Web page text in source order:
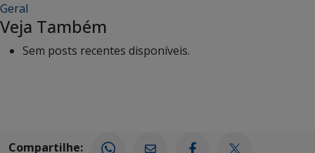
Geral
Veja Também
Sem posts recentes disponíveis.
Compartilhe: